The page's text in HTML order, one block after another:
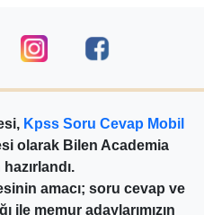
Kpss Soru Cevap Mobil
olarak Bilen Academia
amacı; soru cevap ve
ile memur adaylarımızın